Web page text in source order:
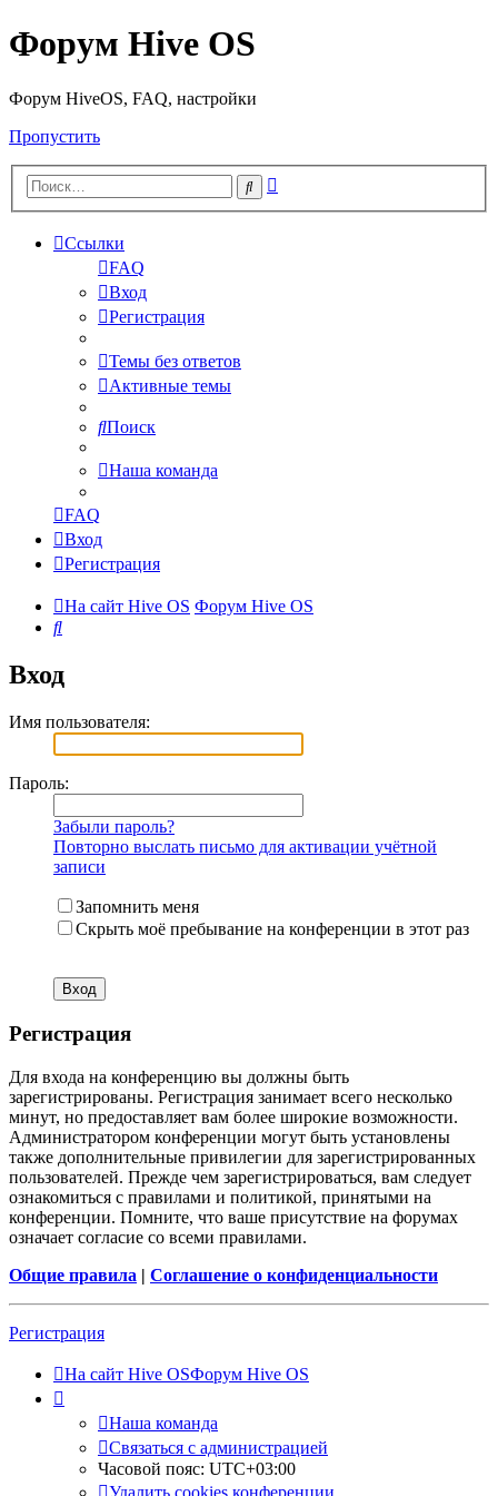
Форум Hive OS
Форум HiveOS, FAQ, настройки
Пропустить
Поиск
Ссылки
FAQ
Вход
Регистрация
Темы без ответов
Активные темы
Поиск
Наша команда
FAQ
Вход
Регистрация
На сайт Hive OS Форум Hive OS
Поиск
Вход
Имя пользователя:
Пароль:
Забыли пароль?
Повторно выслать письмо для активации учётной
записи
Запомнить меня
Скрыть моё пребывание на конференции в этот раз
Регистрация
Для входа на конференцию вы должны быть
зарегистрированы. Регистрация занимает всего несколько
минут, но предоставляет вам более широкие возможности.
Администратором конференции могут быть установлены
также дополнительные привилегии для зарегистрированных
пользователей. Прежде чем зарегистрироваться, вам следует
ознакомиться с правилами и политикой, принятыми на
конференции. Помните, что ваше присутствие на форумах
означает согласие со всеми правилами.
Общие правила | Соглашение о конфиденциальности
Регистрация
На сайт Hive OSФорум Hive OS
Наша команда
Связаться с администрацией
Часовой пояс: UTC+03:00
Удалить cookies конференции